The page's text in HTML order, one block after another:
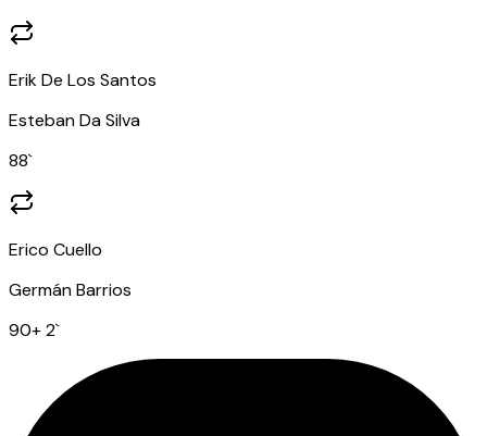
Erik De Los Santos
Esteban Da Silva
88`
Erico Cuello
Germán Barrios
90+ 2`